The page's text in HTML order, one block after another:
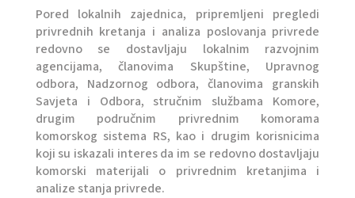
Pored lokalnih zajednica, pripremljeni pregledi
privrednih kretanja i analiza poslovanja privrede
redovno se dostavljaju lokalnim razvojnim
agencijama, članovima Skupštine, Upravnog
odbora, Nadzornog odbora, članovima granskih
Savjeta i Odbora, stručnim službama Komore,
drugim područnim privrednim komorama
komorskog sistema RS, kao i drugim korisnicima
koji su iskazali interes da im se redovno dostavljaju
komorski materijali o privrednim kretanjima i
analize stanja privrede.